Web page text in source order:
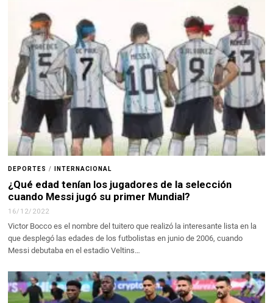
DEPORTES / INTERNACIONAL
¿Qué edad tenían los jugadores de la selección
cuando Messi jugó su primer Mundial?
16/12/2022
Victor Bocco es el nombre del tuitero que realizó la interesante lista en la
que desplegó las edades de los futbolistas en junio de 2006, cuando
Messi debutaba en el estadio Veltins…